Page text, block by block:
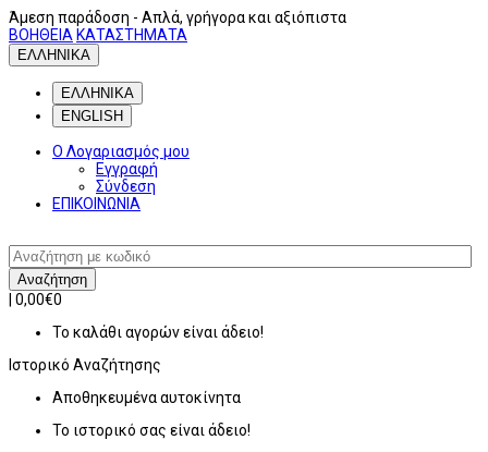
Άμεση παράδοση - Απλά, γρήγορα και αξιόπιστα
ΒΟΗΘΕΙΑ ΚΑΤΑΣΤΗΜΑΤΑ
ΕΛΛΗΝΙΚΑ
ΕΛΛΗΝΙΚΑ
ENGLISH
Ο Λογαριασμός μου
Εγγραφή
Σύνδεση
ΕΠΙΚΟΙΝΩΝΙΑ
Αναζήτηση
0,00€0
Το καλάθι αγορών είναι άδειο!
Ιστορικό Αναζήτησης
Αποθηκευμένα αυτοκίνητα
Το ιστορικό σας είναι άδειο!